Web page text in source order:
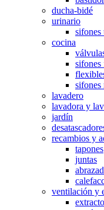
ducha-bidé
urinario
sifones
cocina
sifones
sifones
lavadero
lavadora y
jardín
recambios y
tapones
juntas
ventilación y